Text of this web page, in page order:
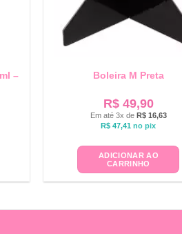
–
Boleira M Preta
R$49,90
Em até 3x de R$16,63
R$ 47,41 no pix
ADICIONAR AO
CARRINHO